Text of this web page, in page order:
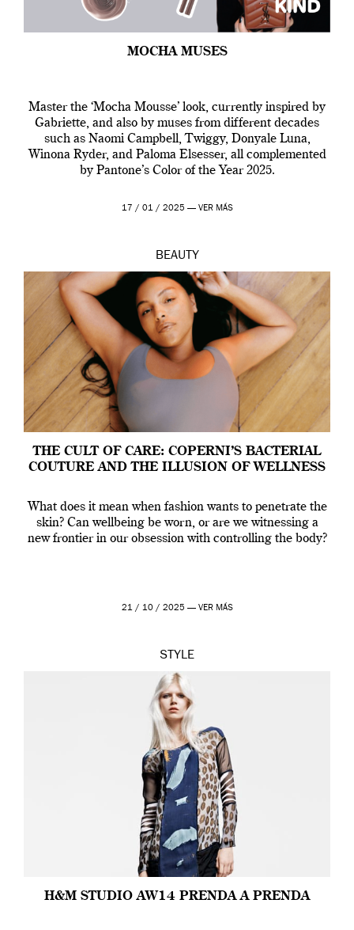
MOCHA MUSES
Master the ‘Mocha Mousse’ look, currently inspired by
Gabriette, and also by muses from different decades
such as Naomi Campbell, Twiggy, Donyale Luna,
Winona Ryder, and Paloma Elsesser, all complemented
by Pantone’s Color of the Year 2025.
17 / 01 / 2025 — VER MÁS
BEAUTY
THE CULT OF CARE: COPERNI’S BACTERIAL
COUTURE AND THE ILLUSION OF WELLNESS
What does it mean when fashion wants to penetrate the
skin? Can wellbeing be worn, or are we witnessing a
new frontier in our obsession with controlling the body?
21 / 10 / 2025 — VER MÁS
STYLE
H&M STUDIO AW14 PRENDA A PRENDA